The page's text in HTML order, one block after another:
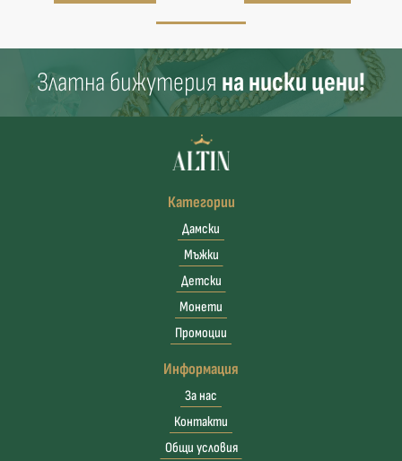
Златна бижутерия на ниски цени!
Категории
Дамски
Мъжки
Детски
Монети
Промоции
Информация
За нас
Контакти
Общи условия